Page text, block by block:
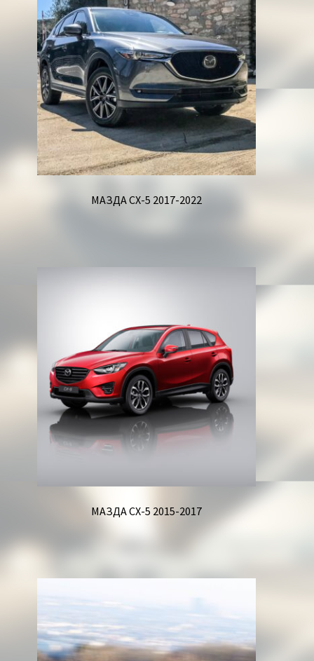
Корзина
МАЗДА СХ-5 2017-2022
МАЗДА СХ-5 2015-2017